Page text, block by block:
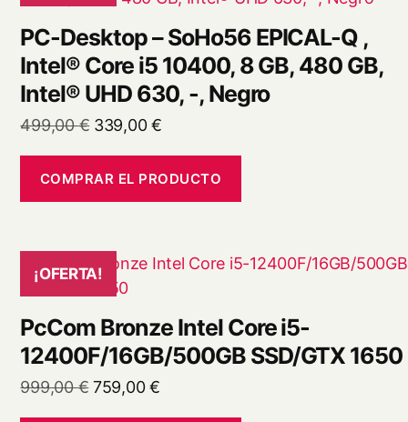
PC-Desktop – SoHo56 EPICAL-Q ,
Intel® Core i5 10400, 8 GB, 480 GB,
Intel® UHD 630, -, Negro
499,00€ El
original
era:
339,00€El
actual
es:
COMPRAR EL PRODUCTO
¡OFERTA!
PcCom Bronze Intel Core i5-
12400F/16GB/500GB SSD/GTX 1650
999,00€ El
759,00€El